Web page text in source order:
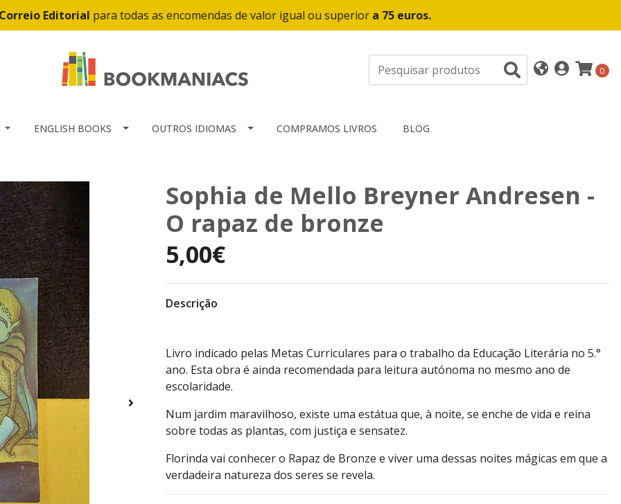
Editorial para todas as encomendas de valor igual ou superior a 75 euros.
0
ENGLISH BOOKS OUTROS IDIOMAS COMPRAMOS LIVROS BLOG
Sophia de Mello Breyner Andresen -
O rapaz de bronze
5,00€
Descrição
Livro indicado pelas Metas Curriculares para o trabalho da Educação Literária no 5.°
ano. Esta obra é ainda recomendada para leitura autónoma no mesmo ano de
escolaridade.
Num jardim maravilhoso, existe uma estátua que, à noite, se enche de vida e reina
sobre todas as plantas, com justiça e sensatez.
Florinda vai conhecer o Rapaz de Bronze e viver uma dessas noites mágicas em que a
verdadeira natureza dos seres se revela.